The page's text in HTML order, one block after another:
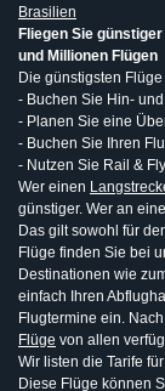
Brasilien
Fliegen Sie
und Millionen Flügen
Die günstigsten
- Buchen Sie Hin-
- Planen Sie eine
- Buchen Sie Ihren
- Nutzen Sie Rail &
Wer einen
günstiger. Wer an
Das gilt sowohl für
Flüge finden Sie bei
Destinationen wie
einfach Ihren
Flugtermine ein.
Flüge von allen
Wir listen die Tarife für
Diese Flüge können